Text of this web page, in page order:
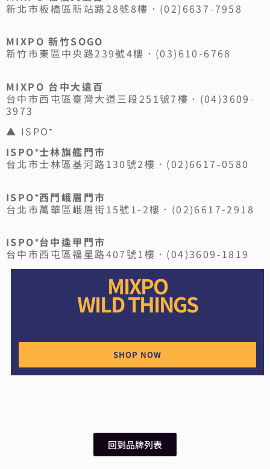
新北市板橋區新站路28號8樓．(02)6637-7958
MIXPO 新竹SOGO
新竹市東區中央路239號4樓．(03)610-6768
MIXPO 台中大遠百
台中市西屯區臺灣大道三段251號7樓．(04)3609-
3973
▲ ISPO⁺
ISPO⁺士林旗艦門市
台北市士林區基河路130號2樓．(02)6617-0580
ISPO⁺西門峨眉門市
台北市萬華區峨眉街15號1-2樓．(02)6617-2918
ISPO⁺台中逢甲門市
台中市西屯區福星路407號1樓．(04)3609-1819
MIXPO
WILD THINGS
SHOP NOW
回到品牌列表